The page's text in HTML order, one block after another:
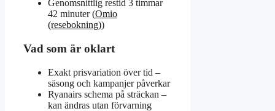
Genomsnittlig restid 3 timmar
42 minuter (Omio
(resebokning))
Vad som är oklart
Exakt prisvariation över tid –
säsong och kampanjer påverkar
Ryanairs schema på sträckan –
kan ändras utan förvarning